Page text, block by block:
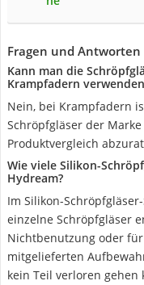
Fragen und Antworten
Kann man die
Krampfadern
Nein, bei Krampfadern
Schröpfgläser der
Produktvergleich
Wie viele Silikon-
Hydream?
Im Silikon-
einzelne Schröpfgläser
Nichtbenutzung oder
mitgelieferten
kein Teil verloren